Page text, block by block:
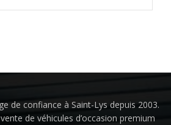
de confiance à Saint-Lys depuis 2003.
de véhicules d’occasion premium